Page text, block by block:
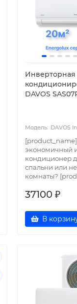
Инверторная
DAVOS
DAVOS
экономичный
кондиционер
спальни или
комнаты?
37100 ₽
В